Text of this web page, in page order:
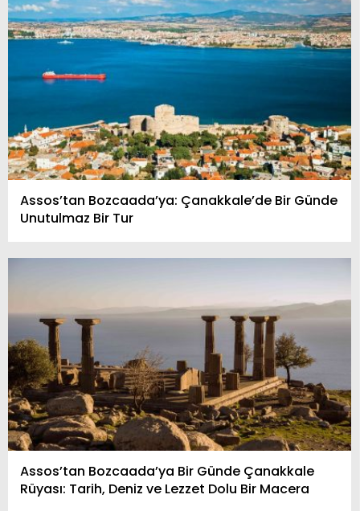
Assos’tan Bozcaada’ya: Çanakkale’de Bir Günde
Unutulmaz Bir Tur
Assos’tan Bozcaada’ya Bir Günde Çanakkale
Rüyası: Tarih, Deniz ve Lezzet Dolu Bir Macera